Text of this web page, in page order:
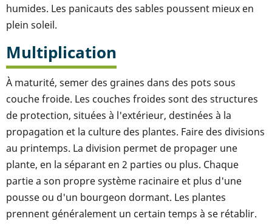
humides. Les panicauts des sables poussent mieux en
plein soleil.
Multiplication
À maturité, semer des graines dans des pots sous
couche froide. Les couches froides sont des structures
de protection, situées à l'extérieur, destinées à la
propagation et la culture des plantes. Faire des divisions
au printemps. La division permet de propager une
plante, en la séparant en 2 parties ou plus. Chaque
partie a son propre système racinaire et plus d'une
pousse ou d'un bourgeon dormant. Les plantes
prennent généralement un certain temps à se rétablir.